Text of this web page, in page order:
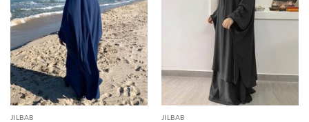
JILBAB JILBAB